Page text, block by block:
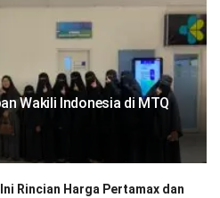
Wakili Indonesia di MTQ
Rincian Harga Pertamax dan